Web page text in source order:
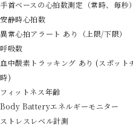
手首ベースの心拍数測定（常時、毎秒）
安静時心拍数
異常心拍アラート あり（上限/下限）
呼吸数
血中酸素トラッキング あり (スポッ
時)
フィットネス年齢
Body Batteryエネルギーモニター
ストレスレベル計測